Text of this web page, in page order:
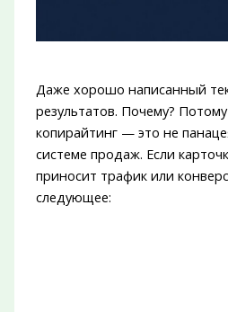
Даже хорошо написанный
результатов. Почему? Потому
копирайтинг — это не
системе продаж. Если
приносит трафик или
следующее: